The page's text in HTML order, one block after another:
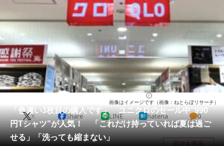
ニュース
クイズ
グルメ 地域
住まい 教育・育児
動物 リサーチ
会員記事
メディア
「色違い3枚目の購入です」 ユニクロのセール中“990
円Tシャツ”が人気！ 「これだけ持っていれば夏は過ご
せる」「洗っても縮まない」
画像はイメージです（画像：ねとらぼリサーチ）
X Share LINE hatena 0
目次を表示